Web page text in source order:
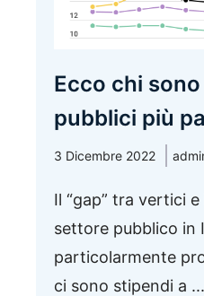
Ecco chi
pubblici più
3 Dicembre 2022
Il “gap” tra vertici
settore pubblico in
particolarmente
ci sono stipendi a ...